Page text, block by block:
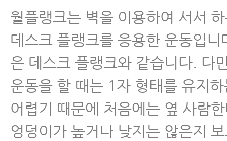
월플랭크는 벽을 이용하여 서서
데스크 플랭크를 응용한 운동입니
은 데스크 플랭크와 같습니다. 다
운동을 할 때는 1자 형태를 유지
어렵기 때문에 처음에는 옆 사람
엉덩이가 높거나 낮지는 않은지